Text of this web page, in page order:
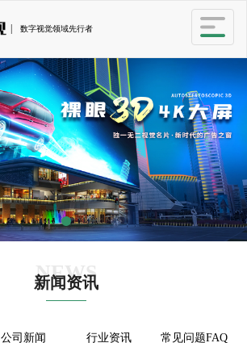
数字视觉领域先行者
NEWS
新闻资讯
公司新闻 行业资讯 常见问题FAQ